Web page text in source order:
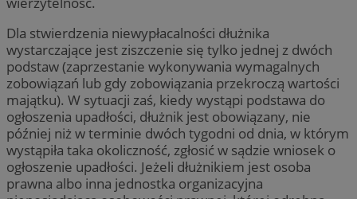
Dla stwierdzenia niewypłacalności dłużnika
wystarczające jest ziszczenie się tylko jednej z dwóch
podstaw (zaprzestanie wykonywania wymagalnych
zobowiązań lub gdy zobowiązania przekroczą wartości
majątku). W sytuacji zaś, kiedy wystąpi podstawa do
ogłoszenia upadłości, dłużnik jest obowiązany, nie
później niż w terminie dwóch tygodni od dnia, w którym
wystąpiła taka okoliczność, zgłosić w sądzie wniosek o
ogłoszenie upadłości. Jeżeli dłużnikiem jest osoba
prawna albo inna jednostka organizacyjna